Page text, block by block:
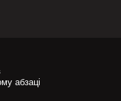
абзаці